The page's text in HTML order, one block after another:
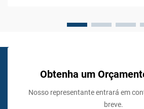
Obtenha um
Nosso representante entrará em
breve.